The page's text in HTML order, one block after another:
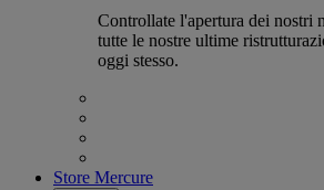
Controllate l'apertura dei nostri
tutte le nostre ultime
oggi stesso.
Store Mercure